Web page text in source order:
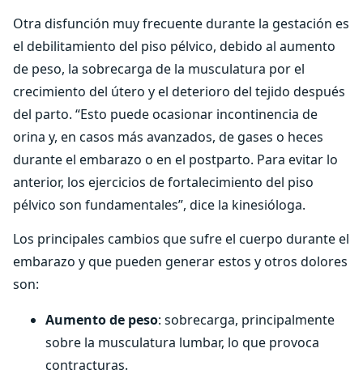
Otra disfunción muy frecuente durante la gestación es
el debilitamiento del piso pélvico, debido al aumento
de peso, la sobrecarga de la musculatura por el
crecimiento del útero y el deterioro del tejido después
del parto. “Esto puede ocasionar incontinencia de
orina y, en casos más avanzados, de gases o heces
durante el embarazo o en el postparto. Para evitar lo
anterior, los ejercicios de fortalecimiento del piso
pélvico son fundamentales”, dice la kinesióloga.
Los principales cambios que sufre el cuerpo durante el
embarazo y que pueden generar estos y otros dolores
son:
Aumento de peso: sobrecarga, principalmente
sobre la musculatura lumbar, lo que provoca
contracturas.